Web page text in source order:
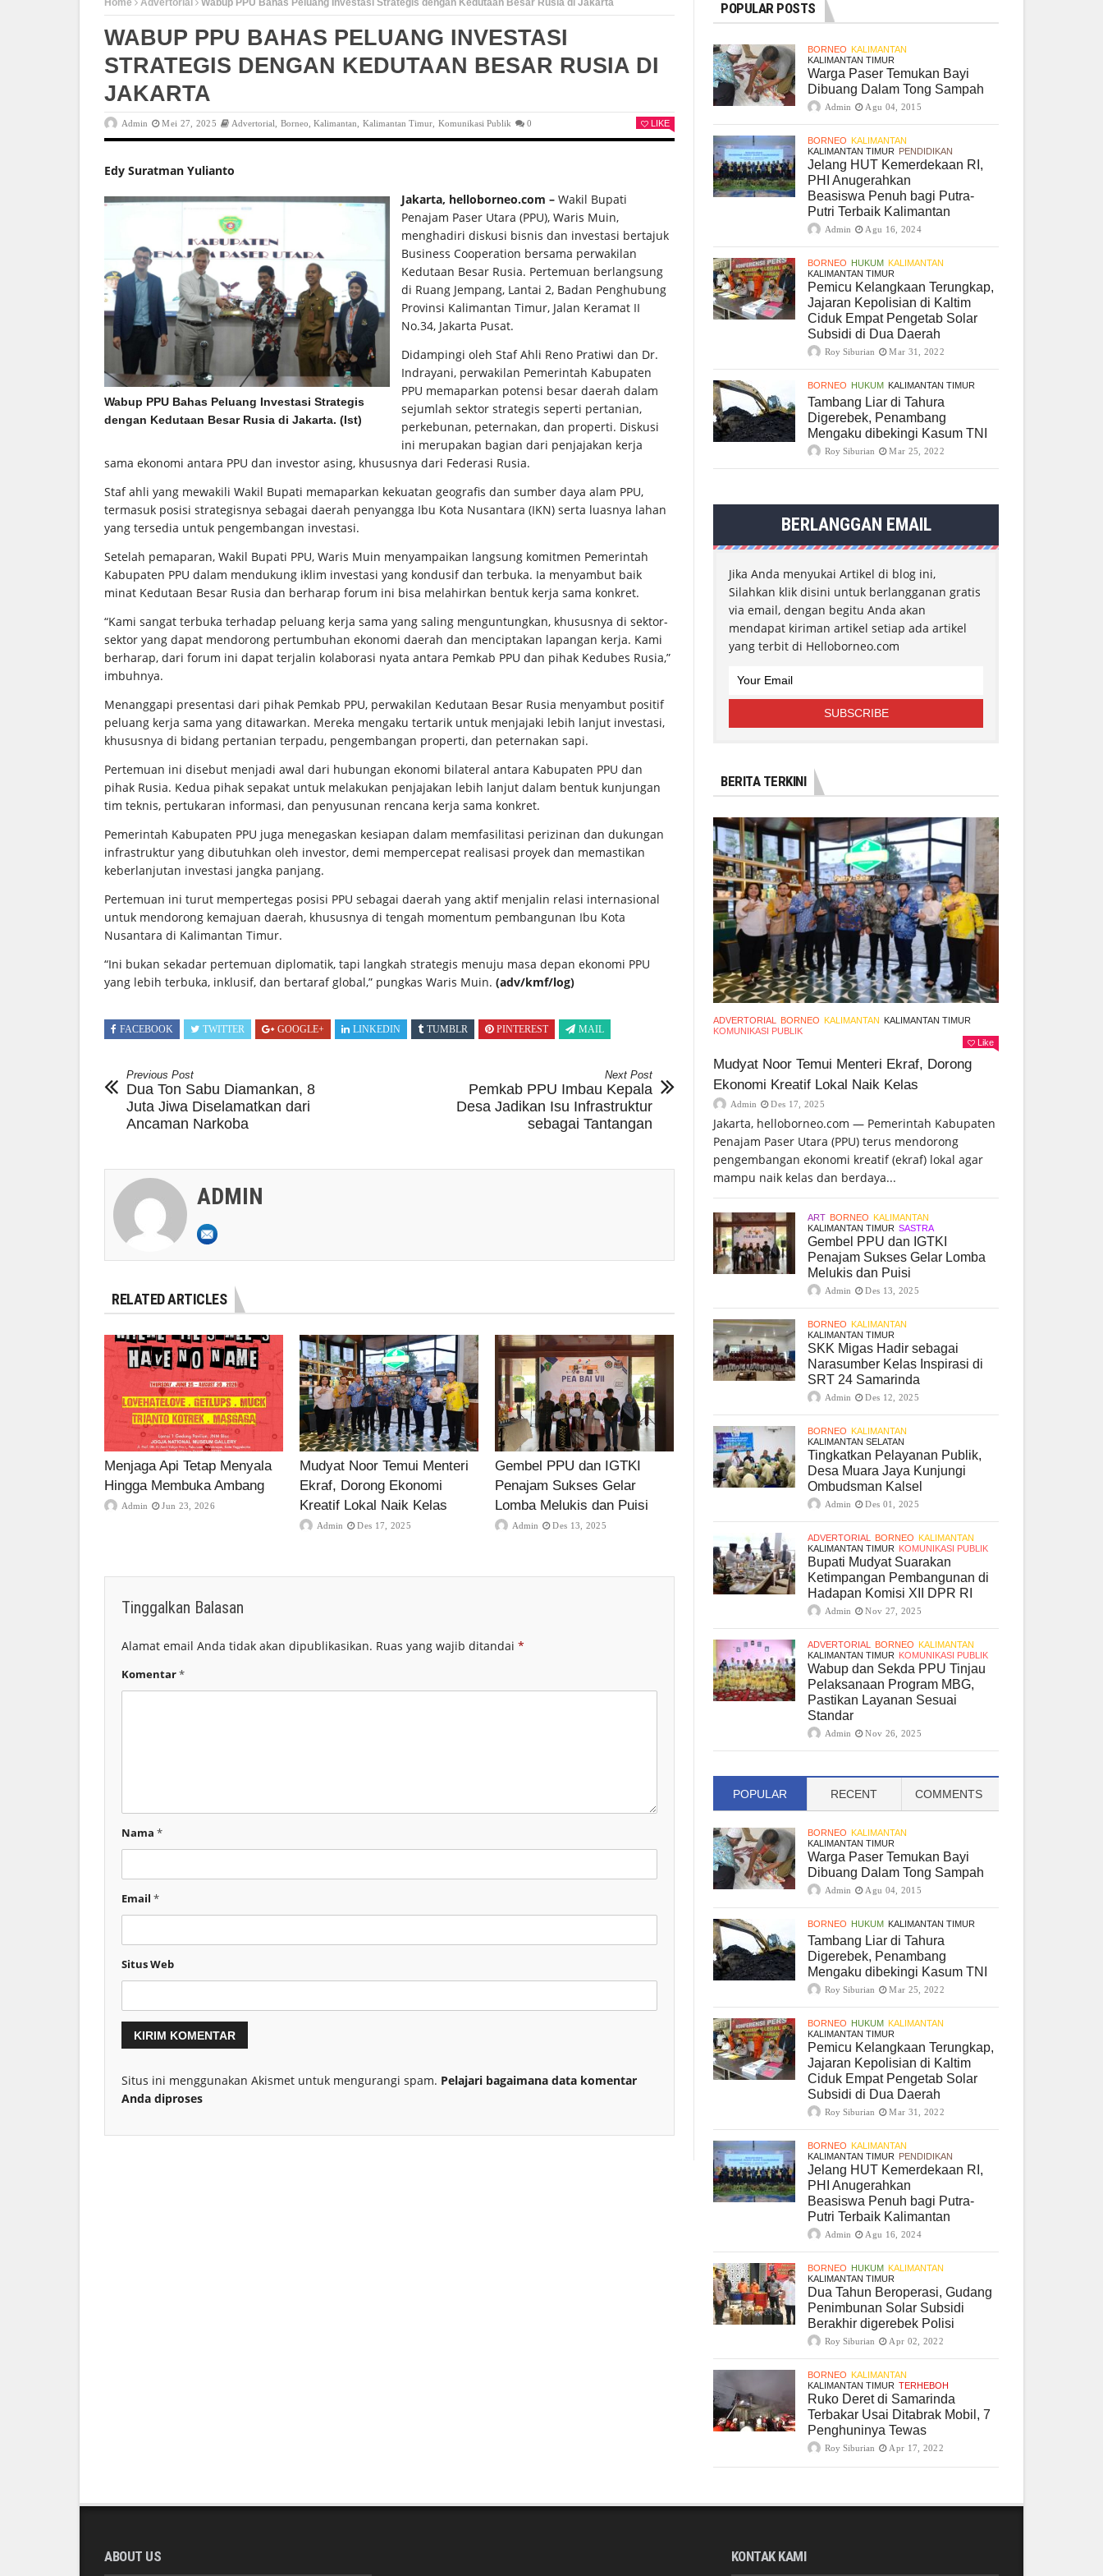
WABUP PPU BAHAS PELUANG INVESTASI
STRATEGIS DENGAN KEDUTAAN BESAR RUSIA DI
JAKARTA
Admin Mei 27, 2025 Advertorial Borneo ,Kalimantan ,Kalimantan Timur Komunikasi Publik 0 LIKE
Edy Suratman Yulianto
Wabup PPU Bahas Peluang Investasi Strategis
dengan Kedutaan Besar Rusia di Jakarta. (Ist)
Jakarta, helloborneo.com – Wakil Bupati
Penajam Paser Utara (PPU), Waris Muin,
menghadiri diskusi bisnis dan investasi bertajuk
Business Cooperation bersama perwakilan
Kedutaan Besar Rusia. Pertemuan berlangsung
di Ruang Jempang, Lantai 2, Badan Penghubung
Provinsi Kalimantan Timur, Jalan Keramat II
No.34, Jakarta Pusat.
Didampingi oleh Staf Ahli Reno Pratiwi dan Dr.
Indrayani, perwakilan Pemerintah Kabupaten
PPU memaparkan potensi besar daerah dalam
sejumlah sektor strategis seperti pertanian,
perkebunan, peternakan, dan properti. Diskusi
ini merupakan bagian dari penjajakan kerja
sama ekonomi antara PPU dan investor asing, khususnya dari Federasi Rusia.
Staf ahli yang mewakili Wakil Bupati memaparkan kekuatan geografis dan sumber daya alam PPU,
termasuk posisi strategisnya sebagai daerah penyangga Ibu Kota Nusantara (IKN) serta luasnya lahan
yang tersedia untuk pengembangan investasi.
Setelah pemaparan, Wakil Bupati PPU, Waris Muin menyampaikan langsung komitmen Pemerintah
Kabupaten PPU dalam mendukung iklim investasi yang kondusif dan terbuka. Ia menyambut baik
minat Kedutaan Besar Rusia dan berharap forum ini bisa melahirkan bentuk kerja sama konkret.
“Kami sangat terbuka terhadap peluang kerja sama yang saling menguntungkan, khususnya di sektor-
sektor yang dapat mendorong pertumbuhan ekonomi daerah dan menciptakan lapangan kerja. Kami
berharap, dari forum ini dapat terjalin kolaborasi nyata antara Pemkab PPU dan pihak Kedubes Rusia,”
imbuhnya.
Menanggapi presentasi dari pihak Pemkab PPU, perwakilan Kedutaan Besar Rusia menyambut positif
peluang kerja sama yang ditawarkan. Mereka mengaku tertarik untuk menjajaki lebih lanjut investasi,
khususnya di bidang pertanian terpadu, pengembangan properti, dan peternakan sapi.
Pertemuan ini disebut menjadi awal dari hubungan ekonomi bilateral antara Kabupaten PPU dan
pihak Rusia. Kedua pihak sepakat untuk melakukan penjajakan lebih lanjut dalam bentuk kunjungan
tim teknis, pertukaran informasi, dan penyusunan rencana kerja sama konkret.
Pemerintah Kabupaten PPU juga menegaskan kesiapan dalam memfasilitasi perizinan dan dukungan
infrastruktur yang dibutuhkan oleh investor, demi mempercepat realisasi proyek dan memastikan
keberlanjutan investasi jangka panjang.
Pertemuan ini turut mempertegas posisi PPU sebagai daerah yang aktif menjalin relasi internasional
untuk mendorong kemajuan daerah, khususnya di tengah momentum pembangunan Ibu Kota
Nusantara di Kalimantan Timur.
“Ini bukan sekadar pertemuan diplomatik, tapi langkah strategis menuju masa depan ekonomi PPU
yang lebih terbuka, inklusif, dan bertaraf global,” pungkas Waris Muin. (adv/kmf/log)
FACEBOOK TWITTER GOOGLE+ LINKEDIN TUMBLR PINTEREST MAIL
Previous Post
Dua Ton Sabu Diamankan, 8
Juta Jiwa Diselamatkan dari
Ancaman Narkoba
Next Post
Pemkab PPU Imbau Kepala
Desa Jadikan Isu Infrastruktur
sebagai Tantangan
ADMIN
RELATED ARTICLES
Menjaga Api Tetap Menyala
Hingga Membuka Ambang
Admin Jun 23, 2026
Mudyat Noor Temui Menteri
Ekraf, Dorong Ekonomi
Kreatif Lokal Naik Kelas
Admin Des 17, 2025
Gembel PPU dan IGTKI
Penajam Sukses Gelar
Lomba Melukis dan Puisi
Admin Des 13, 2025
Tinggalkan Balasan
Alamat email Anda tidak akan dipublikasikan. Ruas yang wajib ditandai *
Komentar*
Nama *
Email *
Situs Web
Situs ini menggunakan Akismet untuk mengurangi spam. Pelajari bagaimana data komentar
Anda diproses
POPULAR POSTS
BORNEO KALIMANTAN
KALIMANTAN TIMUR
Warga Paser Temukan Bayi
Dibuang Dalam Tong Sampah
Admin Agu 04, 2015
BORNEO KALIMANTAN
KALIMANTAN TIMUR PENDIDIKAN
Jelang HUT Kemerdekaan RI,
PHI Anugerahkan
Beasiswa Penuh bagi Putra-
Putri Terbaik Kalimantan
Admin Agu 16, 2024
BORNEO HUKUM KALIMANTAN
KALIMANTAN TIMUR
Pemicu Kelangkaan Terungkap,
Jajaran Kepolisian di Kaltim
Ciduk Empat Pengetab Solar
Subsidi di Dua Daerah
Roy Siburian Mar 31, 2022
BORNEO HUKUM KALIMANTAN TIMUR
Tambang Liar di Tahura
Digerebek, Penambang
Mengaku dibekingi Kasum TNI
Roy Siburian Mar 25, 2022
BERLANGGAN EMAIL
Jika Anda menyukai Artikel di blog ini,
Silahkan klik disini untuk berlangganan gratis
via email, dengan begitu Anda akan
mendapat kiriman artikel setiap ada artikel
yang terbit di Helloborneo.com
BERITA TERKINI
ADVERTORIAL BORNEO KALIMANTAN KALIMANTAN TIMUR
KOMUNIKASI PUBLIK
Like
Mudyat Noor Temui Menteri Ekraf, Dorong
Ekonomi Kreatif Lokal Naik Kelas
Admin Des 17, 2025
Jakarta, helloborneo.com — Pemerintah Kabupaten
Penajam Paser Utara (PPU) terus mendorong
pengembangan ekonomi kreatif (ekraf) lokal agar
mampu naik kelas dan berdaya...
ART BORNEO KALIMANTAN
KALIMANTAN TIMUR SASTRA
Gembel PPU dan IGTKI
Penajam Sukses Gelar Lomba
Melukis dan Puisi
Admin Des 13, 2025
BORNEO KALIMANTAN
KALIMANTAN TIMUR
SKK Migas Hadir sebagai
Narasumber Kelas Inspirasi di
SRT 24 Samarinda
Admin Des 12, 2025
BORNEO KALIMANTAN
KALIMANTAN SELATAN
Tingkatkan Pelayanan Publik,
Desa Muara Jaya Kunjungi
Ombudsman Kalsel
Admin Des 01, 2025
ADVERTORIAL BORNEO KALIMANTAN
KALIMANTAN TIMUR KOMUNIKASI PUBLIK
Bupati Mudyat Suarakan
Ketimpangan Pembangunan di
Hadapan Komisi XII DPR RI
Admin Nov 27, 2025
ADVERTORIAL BORNEO KALIMANTAN
KALIMANTAN TIMUR KOMUNIKASI PUBLIK
Wabup dan Sekda PPU Tinjau
Pelaksanaan Program MBG,
Pastikan Layanan Sesuai
Standar
Admin Nov 26, 2025
POPULAR RECENT COMMENTS
BORNEO KALIMANTAN
KALIMANTAN TIMUR
Warga Paser Temukan Bayi
Dibuang Dalam Tong Sampah
Admin Agu 04, 2015
BORNEO HUKUM KALIMANTAN TIMUR
Tambang Liar di Tahura
Digerebek, Penambang
Mengaku dibekingi Kasum TNI
Roy Siburian Mar 25, 2022
BORNEO HUKUM KALIMANTAN
KALIMANTAN TIMUR
Pemicu Kelangkaan Terungkap,
Jajaran Kepolisian di Kaltim
Ciduk Empat Pengetab Solar
Subsidi di Dua Daerah
Roy Siburian Mar 31, 2022
BORNEO KALIMANTAN
KALIMANTAN TIMUR PENDIDIKAN
Jelang HUT Kemerdekaan RI,
PHI Anugerahkan
Beasiswa Penuh bagi Putra-
Putri Terbaik Kalimantan
Admin Agu 16, 2024
BORNEO HUKUM KALIMANTAN
KALIMANTAN TIMUR
Dua Tahun Beroperasi, Gudang
Penimbunan Solar Subsidi
Berakhir digerebek Polisi
Roy Siburian Apr 02, 2022
BORNEO KALIMANTAN
KALIMANTAN TIMUR TERHEBOH
Ruko Deret di Samarinda
Terbakar Usai Ditabrak Mobil, 7
Penghuninya Tewas
Roy Siburian Apr 17, 2022
ABOUT US KONTAK KAMI